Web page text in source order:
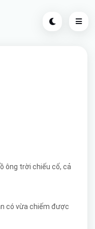
ông trời chiếu cố, cả
có vừa chiếm được